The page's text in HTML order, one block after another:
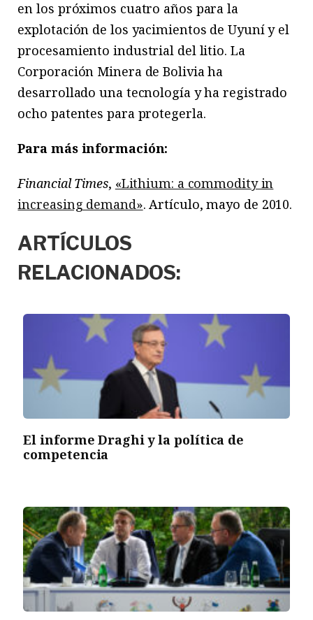
en los próximos cuatro años para la
explotación de los yacimientos de Uyuní y el
procesamiento industrial del litio. La
Corporación Minera de Bolivia ha
desarrollado una tecnología y ha registrado
ocho patentes para protegerla.
Para más información:
Financial Times, «Lithium: a commodity in
increasing demand». Artículo, mayo de 2010.
ARTÍCULOS
RELACIONADOS:
El informe Draghi y la política de
competencia